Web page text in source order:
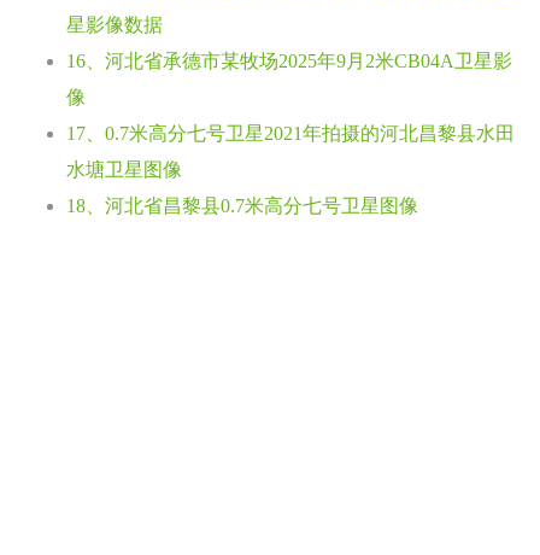
星影像数据
16、河北省承德市某牧场2025年9月2米CB04A卫星影
像
17、0.7米高分七号卫星2021年拍摄的河北昌黎县水田
水塘卫星图像
18、河北省昌黎县0.7米高分七号卫星图像